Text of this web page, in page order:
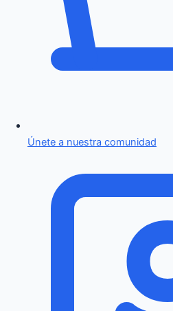
Únete a nuestra comunidad